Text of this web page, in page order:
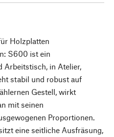
Holzplatten
S600 ist ein
Arbeitstisch, in Atelier,
stabil und robust auf
Gestell, wirkt
mit seinen
Proportionen.
eine seitliche Ausfräsung,